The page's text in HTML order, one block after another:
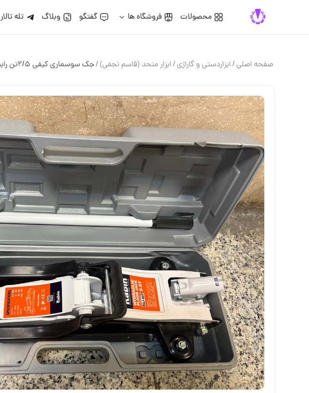
محصولات فروشگاه ها گفتگو وبلاگ تله تالار
صفحه اصلی/ابزاردستی و گاراژی/ابزار متحد (قاسم نجفی) /جک سوسماری کیفی ۲/۵تن رابین